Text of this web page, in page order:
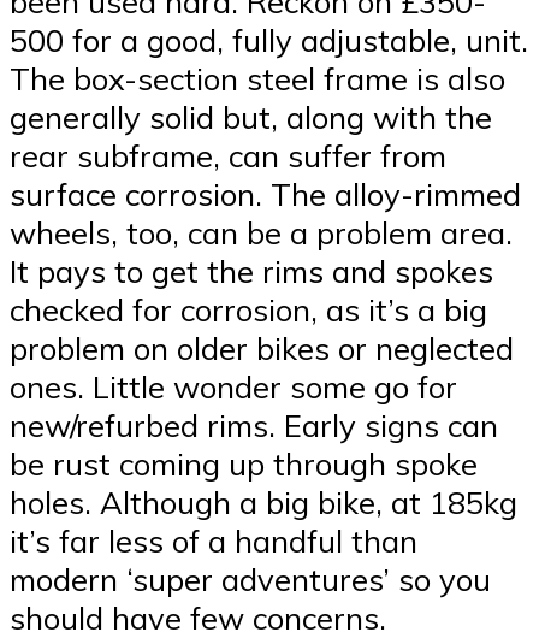
500 for a good, fully adjustable, unit.
The box-section steel frame is also
generally solid but, along with the
rear subframe, can suffer from
surface corrosion. The alloy-rimmed
wheels, too, can be a problem area.
It pays to get the rims and spokes
checked for corrosion, as it’s a big
problem on older bikes or neglected
ones. Little wonder some go for
new/refurbed rims. Early signs can
be rust coming up through spoke
holes. Although a big bike, at 185kg
it’s far less of a handful than
modern ‘super adventures’ so you
should have few concerns.